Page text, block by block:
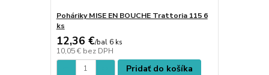
Poháriky MISE EN BOUCHE Trattoria 115 6
ks
12,36 €/bal 6 ks
10,05 € bez DPH
Pridať do košíka